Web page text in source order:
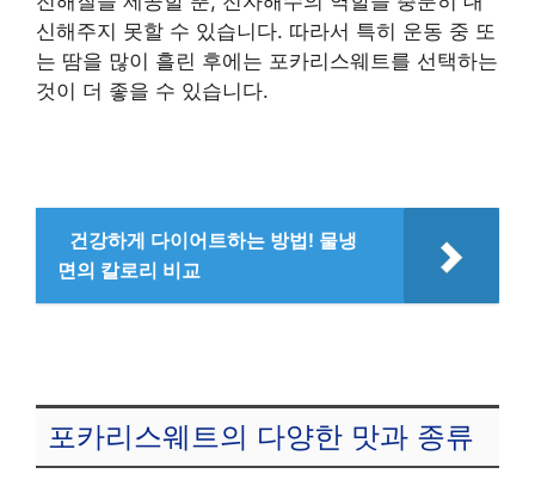
신해주지 못할 수 있습니다. 따라서 특히 운동 중 또
는 땀을 많이 흘린 후에는 포카리스웨트를 선택하는
것이 더 좋을 수 있습니다.
건강하게 다이어트하는 방법! 물냉
면의 칼로리 비교
포카리스웨트의 다양한 맛과 종류